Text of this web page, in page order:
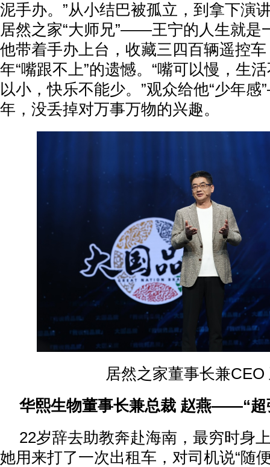
泥手办。”从小结巴被孤立，到拿下演
居然之家“大师兄”——王宁的人生就是
他带着手办上台，收藏三四百辆遥控
年“嘴跟不上”的遗憾。“嘴可以慢，生
以小，快乐不能少。”观众给他“少年
年，没丢掉对万事万物的兴趣。
居然之家董事长兼CEO
华熙生物董事长兼总裁 赵燕——“超
22岁辞去助教奔赴海南，最穷时
她用来打了一次出租车，对司机说“随